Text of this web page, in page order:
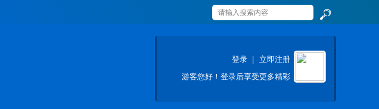
索
登录
立即注册
游客您好！登录后享受更多精彩